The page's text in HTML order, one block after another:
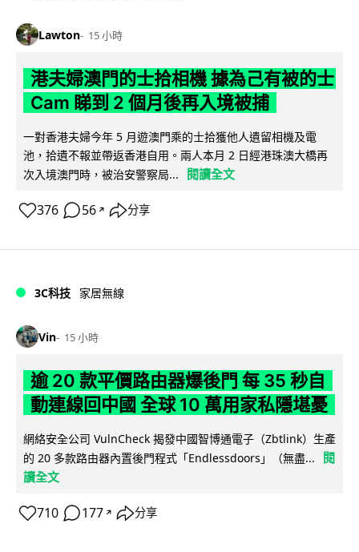
Lawton 15 小時
港夫婦澳門的士拾相機 據為己有被的士
Cam 睇到 2 個月後再入境被捕
一對香港夫婦今年 5 月遊澳門乘的士拾獲他人遺留相機及電
池，拾遺不報並帶返香港自用。兩人本月 2 日經港珠澳大橋再
次入境澳門時，被治安警察局...
閱讀全文
376 56 ↗ 分享
3C科技 家居無線
Vin 15 小時
逾 20 款平價路由器爆後門 每 35 秒自
動連線回中國 全球 10 萬用家私隱堪憂
網絡安全公司 VulnCheck 揭發中國智博通電子（Zbtlink）生產
的 20 多款路由器內置後門程式「Endlessdoors」（無盡...
閱
讀全文
710 177 ↗ 分享